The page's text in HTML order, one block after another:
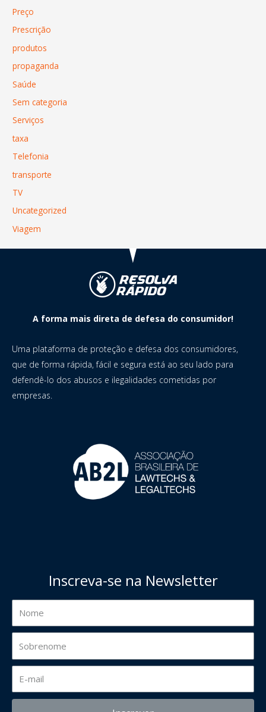
Preço
Prescrição
produtos
propaganda
Saúde
Sem categoria
Serviços
taxa
Telefonia
transporte
TV
Uncategorized
Viagem
A forma mais direta de defesa do consumidor!
Uma plataforma de proteção e defesa dos consumidores,
que de forma rápida, fácil e segura está ao seu lado para
defendê-lo dos abusos e ilegalidades cometidas por
empresas.
Inscreva-se na Newsletter